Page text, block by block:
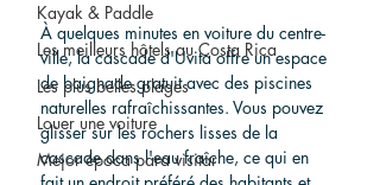
Kayak & Paddle
Les meilleurs hôtels au Costa Rica
Les plus belles plages
Louer une voiture
Mejor época para visitar
À quelques minutes en voiture du centre-
ville, la cascade d'Uvita offre un espace
de baignade gratuit avec des piscines
naturelles rafraîchissantes. Vous pouvez
glisser sur les rochers lisses de la
cascade dans l'eau fraîche, ce qui en